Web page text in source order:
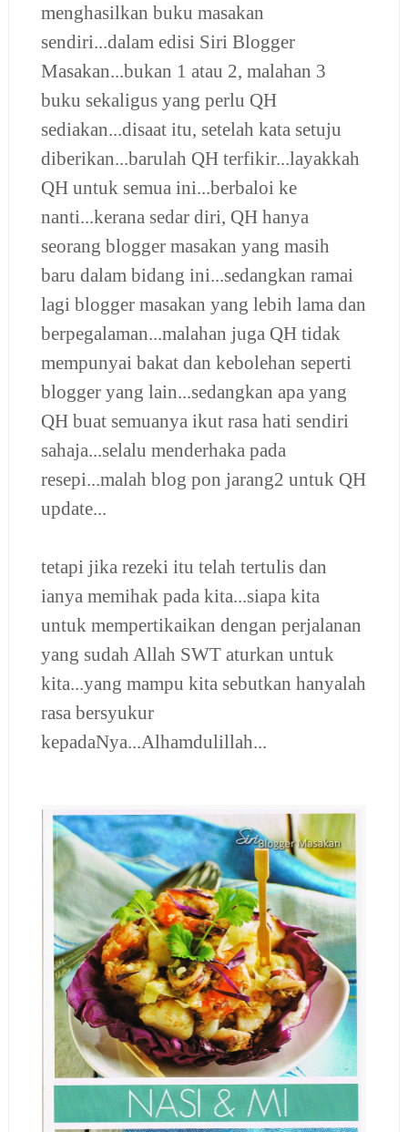
menghasilkan buku masakan
sendiri...dalam edisi Siri Blogger
Masakan...bukan 1 atau 2, malahan 3
buku sekaligus yang perlu QH
sediakan...disaat itu, setelah kata setuju
diberikan...barulah QH terfikir...layakkah
QH untuk semua ini...berbaloi ke
nanti...kerana sedar diri, QH hanya
seorang blogger masakan yang masih
baru dalam bidang ini...sedangkan ramai
lagi blogger masakan yang lebih lama dan
berpegalaman...malahan juga QH tidak
mempunyai bakat dan kebolehan seperti
blogger yang lain...sedangkan apa yang
QH buat semuanya ikut rasa hati sendiri
sahaja...selalu menderhaka pada
resepi...malah blog pon jarang2 untuk QH
update...
tetapi jika rezeki itu telah tertulis dan
ianya memihak pada kita...siapa kita
untuk mempertikaikan dengan perjalanan
yang sudah Allah SWT aturkan untuk
kita...yang mampu kita sebutkan hanyalah
rasa bersyukur
kepadaNya...Alhamdulillah...